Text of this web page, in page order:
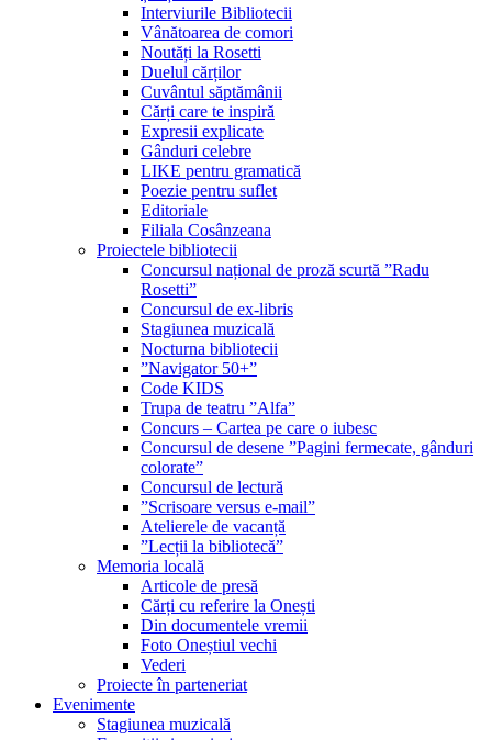
Interviurile Bibliotecii
Vânătoarea de comori
Noutăți la Rosetti
Duelul cărților
Cuvântul săptămânii
Cărți care te inspiră
Expresii explicate
Gânduri celebre
LIKE pentru gramatică
Poezie pentru suflet
Editoriale
Filiala Cosânzeana
Proiectele bibliotecii
Concursul național de proză scurtă ”Radu
Rosetti”
Concursul de ex-libris
Stagiunea muzicală
Nocturna bibliotecii
”Navigator 50+”
Code KIDS
Trupa de teatru ”Alfa”
Concurs – Cartea pe care o iubesc
Concursul de desene ”Pagini fermecate, gânduri
colorate”
Concursul de lectură
”Scrisoare versus e-mail”
Atelierele de vacanță
”Lecții la bibliotecă”
Memoria locală
Articole de presă
Cărți cu referire la Onești
Din documentele vremii
Foto Oneștiul vechi
Vederi
Proiecte în parteneriat
Evenimente
Stagiunea muzicală